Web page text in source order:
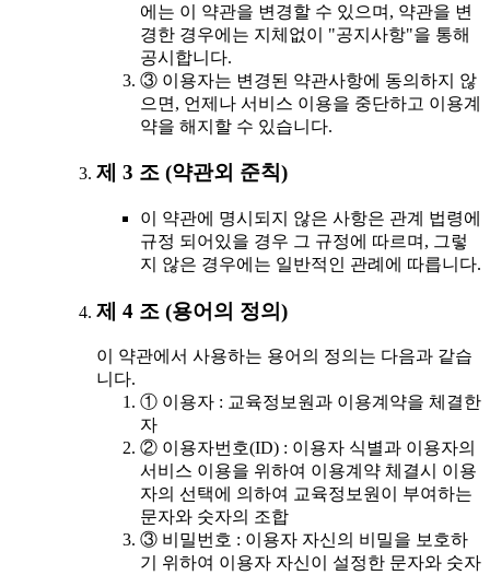
에는 이 약관을 변경할 수 있으며, 약관을 변
경한 경우에는 지체없이 "공지사항"을 통해
공시합니다.
③ 이용자는 변경된 약관사항에 동의하지 않
으면, 언제나 서비스 이용을 중단하고 이용계
약을 해지할 수 있습니다.
제 3 조 (약관외 준칙)
이 약관에 명시되지 않은 사항은 관계 법령에
규정 되어있을 경우 그 규정에 따르며, 그렇
지 않은 경우에는 일반적인 관례에 따릅니다.
제 4 조 (용어의 정의)
이 약관에서 사용하는 용어의 정의는 다음과 같습
니다.
① 이용자 : 교육정보원과 이용계약을 체결한
자
② 이용자번호(ID) : 이용자 식별과 이용자의
서비스 이용을 위하여 이용계약 체결시 이용
자의 선택에 의하여 교육정보원이 부여하는
문자와 숫자의 조합
③ 비밀번호 : 이용자 자신의 비밀을 보호하
기 위하여 이용자 자신이 설정한 문자와 숫자